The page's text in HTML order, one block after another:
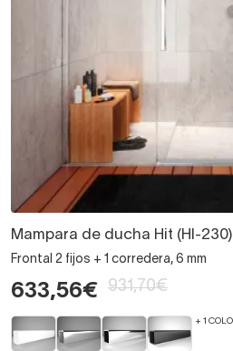
Mampara de ducha Hit (HI-
Frontal 2 fijos + 1 corredera, 6 mm
633,56€ 931,70€
+ 1